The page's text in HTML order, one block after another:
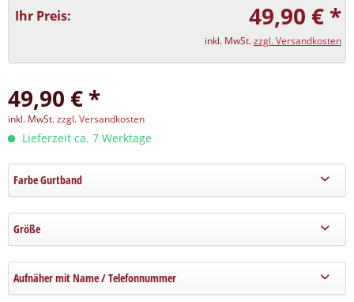
Ihr Preis: 49,90 € *
inkl. MwSt.zzgl. Versandkosten
49,90 € *
inkl. MwSt.zzgl. Versandkosten
Lieferzeit ca. 7 Werktage
Farbe Gurtband
Größe
Aufnäher mit Name / Telefonnummer